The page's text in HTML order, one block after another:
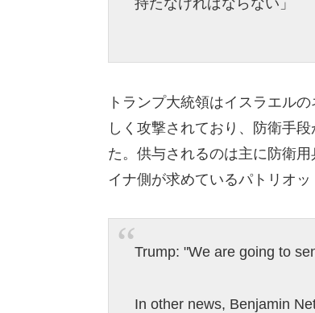
トランプ大統領はイスラエル
しく攻撃されており、防衛手
た。供与されるのは主に防衛
イナ側が求めているパトリオ
Trump: "We are going to
In other news, Benjamin